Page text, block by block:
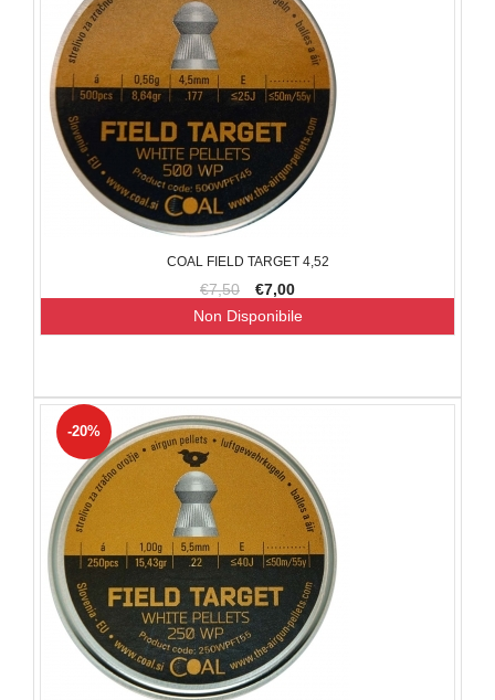
COAL FIELD TARGET 4,52
€7,50 €7,00
Non Disponibile
-20%